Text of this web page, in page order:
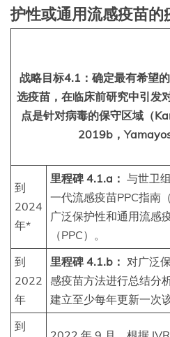
护性或通用流感疫苗的
战略目标4.1：确定最有希望
选疫苗，在临床前研究中引发
点是针对病毒的保守区域（
2019b，
到
2024
年*
里程碑 4.1.a： 与世卫
一代流感疫苗PPC指南
广泛保护性和通用流感
（PPC）。
到
2022
年
里程碑 4.1.b： 对广泛
感疫苗方法进行总结分
建立至少每年更新一次
到